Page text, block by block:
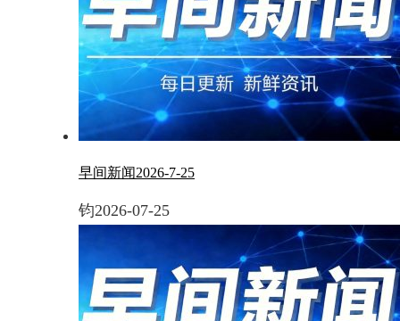
早间新闻2026-7-25
钧2026-07-25